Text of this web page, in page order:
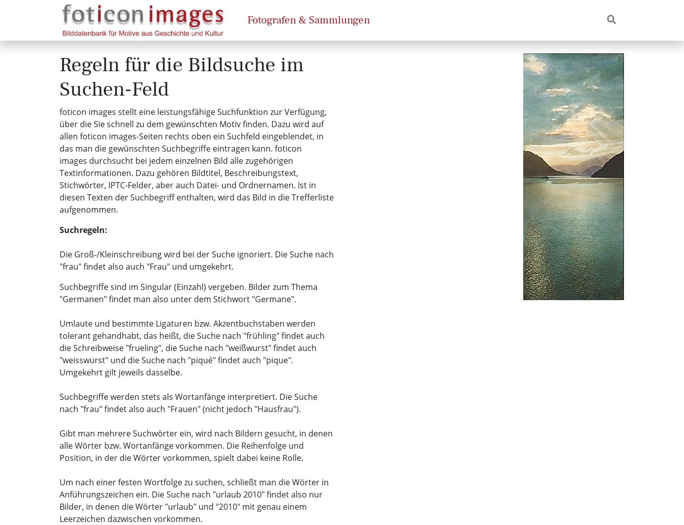
Fotografen & Sammlungen
Regeln für die Bildsuche im
Suchen-Feld
foticon images stellt eine leistungsfähige Suchfunktion zur Verfügung,
über die Sie schnell zu dem gewünschten Motiv finden. Dazu wird auf
allen foticon images-Seiten rechts oben ein Suchfeld eingeblendet, in
das man die gewünschten Suchbegriffe eintragen kann. foticon
images durchsucht bei jedem einzelnen Bild alle zugehörigen
Textinformationen. Dazu gehören Bildtitel, Beschreibungstext,
Stichwörter, IPTC-Felder, aber auch Datei- und Ordnernamen. Ist in
diesen Texten der Suchbegriff enthalten, wird das Bild in die Trefferliste
aufgenommen.
Suchregeln:
Die Groß-/Kleinschreibung wird bei der Suche ignoriert. Die Suche nach
"frau" findet also auch "Frau" und umgekehrt.
Suchbegriffe sind im Singular (Einzahl) vergeben. Bilder zum Thema
"Germanen" findet man also unter dem Stichwort "Germane".
Umlaute und bestimmte Ligaturen bzw. Akzentbuchstaben werden
tolerant gehandhabt, das heißt, die Suche nach "frühling" findet auch
die Schreibweise "frueling", die Suche nach "weißwurst" findet auch
"weisswurst" und die Suche nach "piqué" findet auch "pique".
Umgekehrt gilt jeweils dasselbe.
Suchbegriffe werden stets als Wortanfänge interpretiert. Die Suche
nach "frau" findet also auch "Frauen" (nicht jedoch "Hausfrau").
Gibt man mehrere Suchwörter ein, wird nach Bildern gesucht, in denen
alle Wörter bzw. Wortanfänge vorkommen. Die Reihenfolge und
Position, in der die Wörter vorkommen, spielt dabei keine Rolle.
Um nach einer festen Wortfolge zu suchen, schließt man die Wörter in
Anführungszeichen ein. Die Suche nach "urlaub 2010" findet also nur
Bilder, in denen die Wörter "urlaub" und "2010" mit genau einem
Leerzeichen dazwischen vorkommen.